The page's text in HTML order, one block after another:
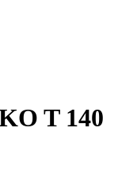
T 140